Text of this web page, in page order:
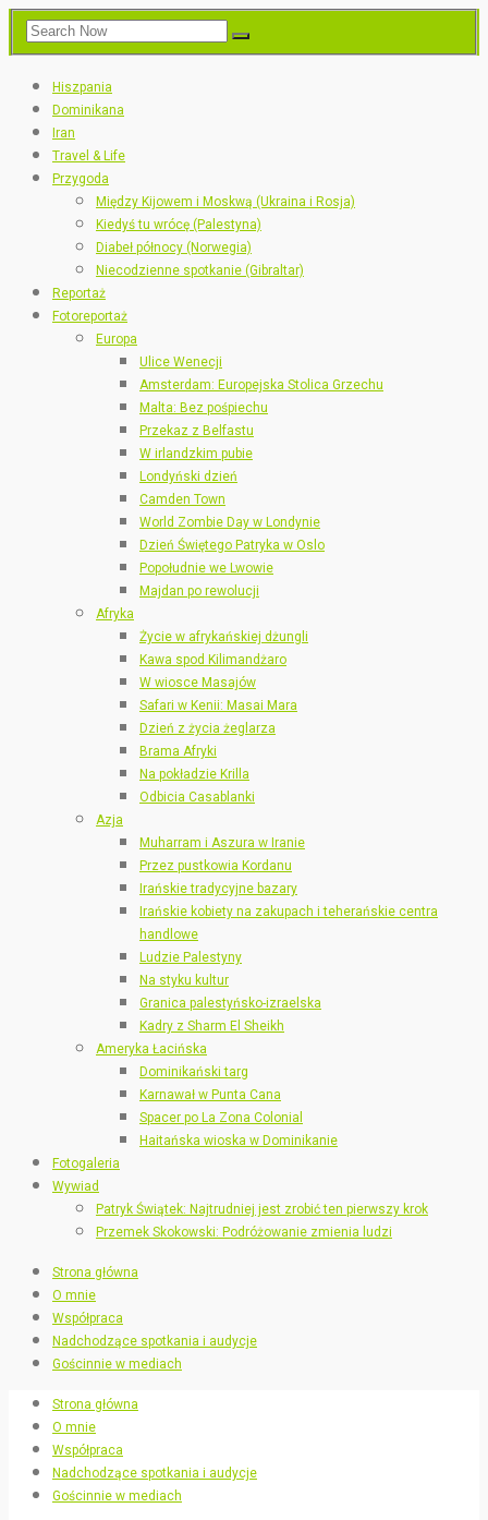
Hiszpania
Dominikana
Iran
Travel & Life
Przygoda
Między Kijowem i Moskwą (Ukraina i Rosja)
Kiedyś tu wrócę (Palestyna)
Diabeł północy (Norwegia)
Niecodzienne spotkanie (Gibraltar)
Reportaż
Fotoreportaż
Europa
Ulice Wenecji
Amsterdam: Europejska Stolica Grzechu
Malta: Bez pośpiechu
Przekaz z Belfastu
W irlandzkim pubie
Londyński dzień
Camden Town
World Zombie Day w Londynie
Dzień Świętego Patryka w Oslo
Popołudnie we Lwowie
Majdan po rewolucji
Afryka
Życie w afrykańskiej dżungli
Kawa spod Kilimandżaro
W wiosce Masajów
Safari w Kenii: Masai Mara
Dzień z życia żeglarza
Brama Afryki
Na pokładzie Krilla
Odbicia Casablanki
Azja
Muharram i Aszura w Iranie
Przez pustkowia Kordanu
Irańskie tradycyjne bazary
Irańskie kobiety na zakupach i teherańskie centra
handlowe
Ludzie Palestyny
Na styku kultur
Granica palestyńsko-izraelska
Kadry z Sharm El Sheikh
Ameryka Łacińska
Dominikański targ
Karnawał w Punta Cana
Spacer po La Zona Colonial
Haitańska wioska w Dominikanie
Fotogaleria
Wywiad
Patryk Świątek: Najtrudniej jest zrobić ten pierwszy krok
Przemek Skokowski: Podróżowanie zmienia ludzi
Strona główna
O mnie
Współpraca
Nadchodzące spotkania i audycje
Gościnnie w mediach
Strona główna
O mnie
Współpraca
Nadchodzące spotkania i audycje
Gościnnie w mediach